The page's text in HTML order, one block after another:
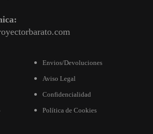
Envios/Devoluciones
Aviso Legal
Confidencialidad
Política de Cookies